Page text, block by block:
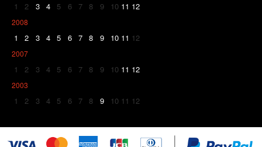
1 2 3 4 5 6 7 8 9 10 11 12
2008
1 2 3 4 5 6 7 8 9 10 11 12
2007
1 2 3 4 5 6 7 8 9 10 11 12
2003
1 2 3 4 5 6 7 8 9 10 11 12